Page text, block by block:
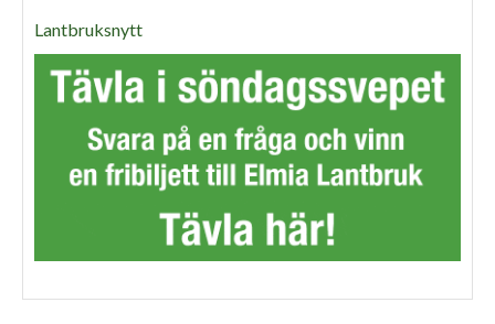
Lantbruksnytt